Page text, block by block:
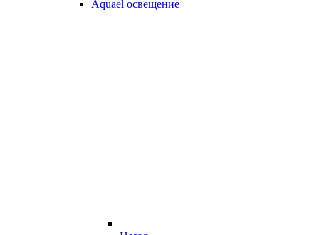
Aquael освещение